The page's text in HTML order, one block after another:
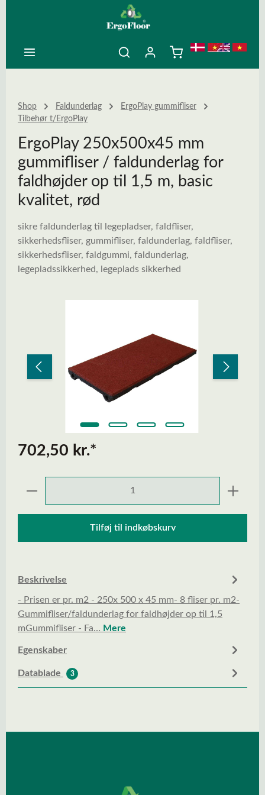
Shop Faldunderlag
ErgoPlay gummifliser
Tilbehør t/ErgoPlay
ErgoPlay 250x500x45 mm
gummifliser / faldunderlag for
faldhøjder op til 1,5 m, basic
kvalitet, rød
sikre faldunderlag til legepladser, faldfliser,
sikkerhedsfliser, gummifliser, faldunderlag, faldfliser,
sikkerhedsfliser, faldgummi, faldunderlag,
legepladssikkerhed, legeplads sikkerhed
702,50 kr.*
Produktmængde: Indtast den ønskede
Tilføj til indkøbskurv
Beskrivelse
- Prisen er pr. m2 - 250x 500 x 45 mm- 8 fliser pr. m2-
Gummifliser/faldunderlag for faldhøjder op til 1,5
mGummifliser - Fa… Mere
Egenskaber
Datablade 3